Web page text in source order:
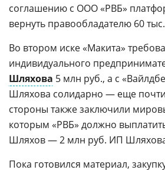
соглашению с ООО «РВБ»
вернуть правообладателю 60
Во втором иске «Макита»
индивидуального
Шляхова 5 млн руб., а с
Шляхова солидарно — еще
стороны также заключили
которым «РВБ» должно
Шляхов — 2 млн руб. ИП
Пока готовился материал,